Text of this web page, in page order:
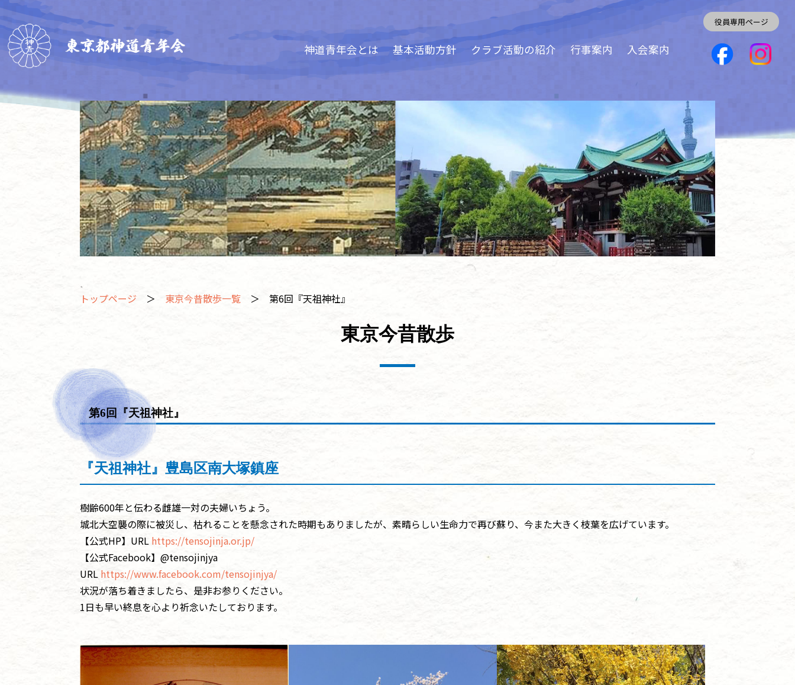
神道青年会とは 基本活動方針 クラブ活動の紹介 行事案内 入会案内
役員専用ページ
トップページ ＞ 東京今昔散歩一覧 ＞ 第6回『天祖神社』
東京今昔散歩
第6回『天祖神社』
『天祖神社』豊島区南大塚鎮座
樹齢600年と伝わる雌雄一対の夫婦いちょう。
城北大空襲の際に被災し、枯れることを懸念された時期もありましたが、素晴らしい生命力で再び蘇り、今また大きく枝葉を広げています。
【公式HP】URL https://tensojinja.or.jp/
【公式Facebook】@tensojinjya
URL https://www.facebook.com/tensojinjya/
状況が落ち着きましたら、是非お参りください。
1日も早い終息を心より祈念いたしております。